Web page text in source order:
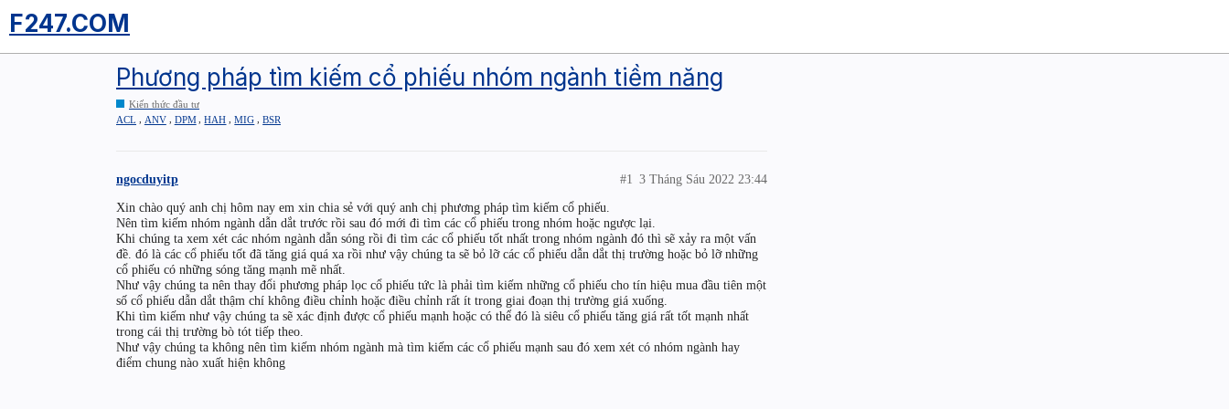
F247.COM
Phương pháp tìm kiếm cổ phiếu nhóm ngành tiềm năng
Kiến thức đầu tư
ACL
ANV DPM ,HAH ,MIG ,BSR
ngocduyitp 3 Tháng Sáu 2022 23:44
#1
Xin chào quý anh chị hôm nay em xin chia sẻ với quý anh chị phương pháp tìm kiếm cổ phiếu.
Nên tìm kiếm nhóm ngành dẫn dắt trước rồi sau đó mới đi tìm các cổ phiếu trong nhóm hoặc ngược lại.
Khi chúng ta xem xét các nhóm ngành dẫn sóng rồi đi tìm các cổ phiếu tốt nhất trong nhóm ngành đó thì sẽ xảy ra một vấn
đề. đó là các cổ phiếu tốt đã tăng giá quá xa rồi như vậy chúng ta sẽ bỏ lỡ các cổ phiếu dẫn dắt thị trường hoặc bỏ lỡ những
cổ phiếu có những sóng tăng mạnh mẽ nhất.
Như vậy chúng ta nên thay đổi phương pháp lọc cổ phiếu tức là phải tìm kiếm những cổ phiếu cho tín hiệu mua đầu tiên một
số cổ phiếu dẫn dắt thậm chí không điều chỉnh hoặc điều chỉnh rất ít trong giai đoạn thị trường giá xuống.
Khi tìm kiếm như vậy chúng ta sẽ xác định được cổ phiếu mạnh hoặc có thể đó là siêu cổ phiếu tăng giá rất tốt mạnh nhất
trong cái thị trường bò tót tiếp theo.
Như vậy chúng ta không nên tìm kiếm nhóm ngành mà tìm kiếm các cổ phiếu mạnh sau đó xem xét có nhóm ngành hay
điểm chung nào xuất hiện không